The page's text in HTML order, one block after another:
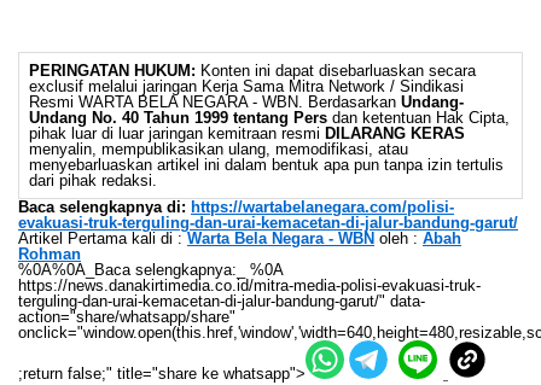
PERINGATAN HUKUM: Konten ini dapat disebarluaskan secara
exclusif melalui jaringan Kerja Sama Mitra Network / Sindikasi
Resmi WARTA BELA NEGARA - WBN. Berdasarkan Undang-
Undang No. 40 Tahun 1999 tentang Pers dan ketentuan Hak Cipta,
pihak luar di luar jaringan kemitraan resmi DILARANG KERAS
menyalin, mempublikasikan ulang, memodifikasi, atau
menyebarluaskan artikel ini dalam bentuk apa pun tanpa izin tertulis
dari pihak redaksi.
Baca selengkapnya di: https://wartabelanegara.com/polisi-
evakuasi-truk-terguling-dan-urai-kemacetan-di-jalur-bandung-garut/
Artikel Pertama kali di : Warta Bela Negara - WBN oleh : Abah
Rohman
%0A%0A_Baca selengkapnya:_ %0A
https://news.danakirtimedia.co.id/mitra-media-polisi-evakuasi-truk-
terguling-dan-urai-kemacetan-di-jalur-bandung-garut/" data-
action="share/whatsapp/share"
;return false;" title="share ke whatsapp">